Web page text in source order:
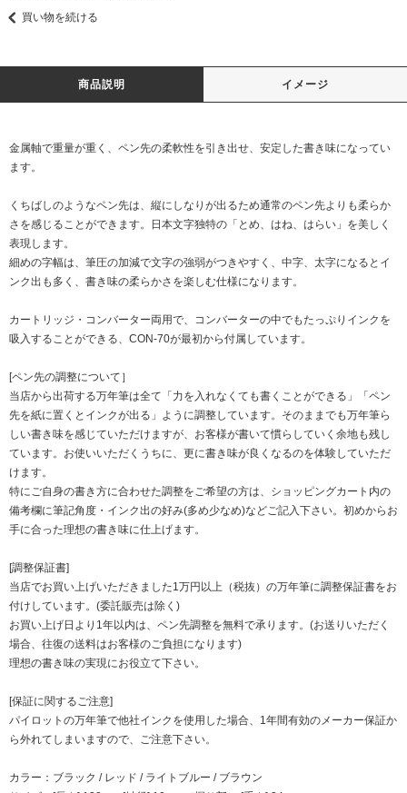
買い物を続ける
商品説明 イメージ
金属軸で重量が重く、ペン先の柔軟性を引き出せ、安定した書き味になってい
ます。
くちばしのようなペン先は、縦にしなりが出るため通常のペン先よりも柔らか
さを感じることができます。日本文字独特の「とめ、はね、はらい」を美しく
表現します。
細めの字幅は、筆圧の加減で文字の強弱がつきやすく、中字、太字になるとイ
ンク出も多く、書き味の柔らかさを楽しむ仕様になります。
カートリッジ・コンバーター両用で、コンバーターの中でもたっぷりインクを
吸入することができる、CON-70が最初から付属しています。
[ペン先の調整について］
当店から出荷する万年筆は全て「力を入れなくても書くことができる」「ペン
先を紙に置くとインクが出る」ように調整しています。そのままでも万年筆ら
しい書き味を感じていただけますが、お客様が書いて慣らしていく余地も残し
ています。お使いいただくうちに、更に書き味が良くなるのを体験していただ
けます。
特にご自身の書き方に合わせた調整をご希望の方は、ショッピングカート内の
備考欄に筆記角度・インク出の好み(多め少なめ)などご記入下さい。初めからお
手に合った理想の書き味に仕上げます。
[調整保証書]
当店でお買い上げいただきました1万円以上（税抜）の万年筆に調整保証書をお
付けしています。(委託販売は除く)
お買い上げ日より1年以内は、ペン先調整を無料で承ります。(お送りいただく
場合、往復の送料はお客様のご負担になります)
理想の書き味の実現にお役立て下さい。
[保証に関するご注意]
パイロットの万年筆で他社インクを使用した場合、1年間有効のメーカー保証か
ら外れてしまいますので、ご注意下さい。
カラー：ブラック / レッド / ライトブルー / ブラウン